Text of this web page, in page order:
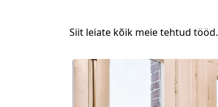
Siit leiate kõik meie tehtud tööd.